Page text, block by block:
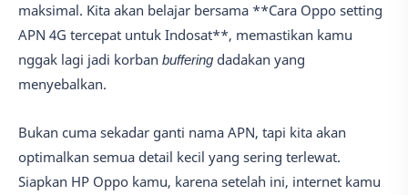
maksimal. Kita akan belajar bersama **Cara Oppo setting
APN 4G tercepat untuk Indosat**, memastikan kamu
nggak lagi jadi korban buffering dadakan yang
menyebalkan.
Bukan cuma sekadar ganti nama APN, tapi kita akan
optimalkan semua detail kecil yang sering terlewat.
Siapkan HP Oppo kamu, karena setelah ini, internet kamu